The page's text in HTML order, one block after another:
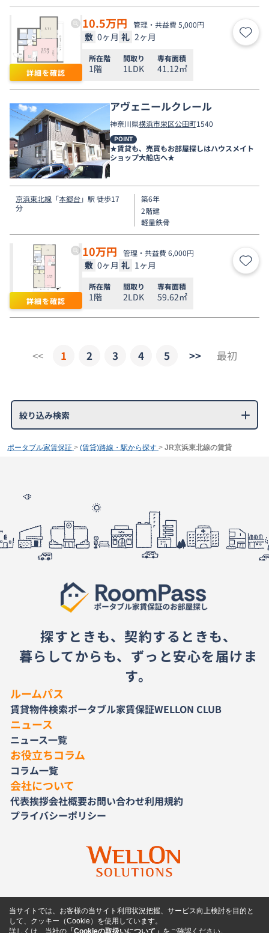
詳細を確認
10.5万円 管理・共益費 5,000円
敷 0ヶ月 礼 2ヶ月 お気
所在階
1階
間取り
1LDK
専有面積
41.12㎡
アヴェニールクレール
神奈川県横浜市栄区公田町1540
POINT
★賃貸も、売買もお部屋探しはハウスメイト
ショップ大船店へ★
京浜東北線 「本郷台」駅 徒歩17
分
築6年
2階建
軽量鉄骨
詳細を確認
10万円 管理・共益費 6,000円
敷 0ヶ月 礼 1ヶ月 お気
所在階
1階
間取り
2LDK
専有面積
59.62㎡
<< 1 2 3 4 5 >> 最初
絞り込み検索
ポータブル家賃保証 > (賃貸)路線・駅から探す > JR京浜東北線の賃貸
探すときも、契約するときも、
暮らしてからも、ずっと安心を届けま
す。
ルームパス
賃貸物件検索ポータブル家賃保証WELLON CLUB
ニュース
ニュース一覧
お役立ちコラム
コラム一覧
会社について
代表挨拶会社概要お問い合わせ利用規約
プライバシーポリシー
当サイトでは、お客様の当サイト利用状況把握、サービス向上検討を目的と
して、クッキー（Cookie）を使用しています。
詳しくは、当社の 「Cookieの取扱いについて」 をご確認ください。